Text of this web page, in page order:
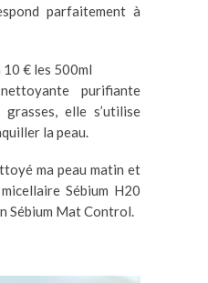
parfaitement à
10 € les 500ml
purifiante
elle s’utilise
la peau.
ma peau matin et
Sébium H20
Sébium Mat Control.